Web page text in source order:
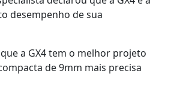
desempenho de sua
a GX4 tem o melhor projeto
de 9mm mais precisa